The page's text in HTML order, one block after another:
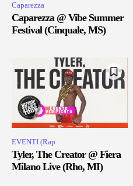
Caparezza
Caparezza @ Vibe Summer
Festival (Cinquale, MS)
EVENTI (Rap
Tyler, The Creator @ Fiera
Milano Live (Rho, MI)